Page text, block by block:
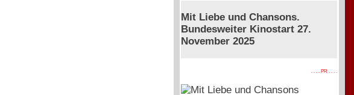
Mit Liebe und Chansons.
Bundesweiter Kinostart 27.
November 2025
. . . . PR . . . .